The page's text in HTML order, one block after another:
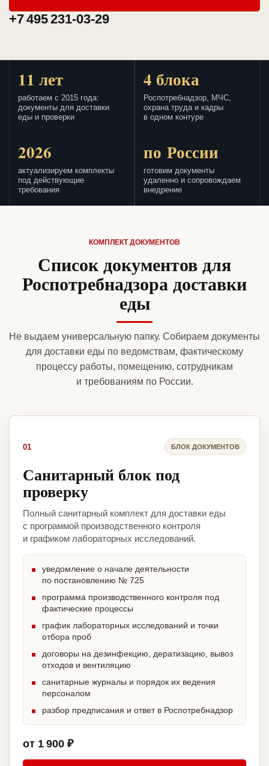
+7 495 231-03-29
11 лет
работаем с 2015 года:
документы для доставки
еды и проверки
4 блока
Роспотребнадзор, МЧС,
охрана труда и кадры
в одном контуре
2026
актуализируем комплекты
под действующие
требования
по России
готовим документы
удаленно и сопровождаем
внедрение
КОМПЛЕКТ ДОКУМЕНТОВ
Список документов для
Роспотребнадзора доставки
еды
Не выдаем универсальную папку. Собираем документы
для доставки еды по ведомствам, фактическому
процессу работы, помещению, сотрудникам
и требованиям по России.
01 БЛОК ДОКУМЕНТОВ
Санитарный блок под
проверку
Полный санитарный комплект для доставки еды
с программой производственного контроля
и графиком лабораторных исследований.
уведомление о начале деятельности
по постановлению № 725
программа производственного контроля под
фактические процессы
график лабораторных исследований и точки
отбора проб
договоры на дезинфекцию, дератизацию, вывоз
отходов и вентиляцию
санитарные журналы и порядок их ведения
персоналом
разбор предписания и ответ в Роспотребнадзор
от 1 900 ₽